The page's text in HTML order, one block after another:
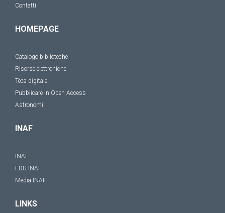
Contatti
HOMEPAGE
Catalogo biblioteche
Risorse elettroniche
Teca digitale
Pubblicare in Open Access
Astronomi
INAF
INAF
EDU INAF
Media INAF
LINKS